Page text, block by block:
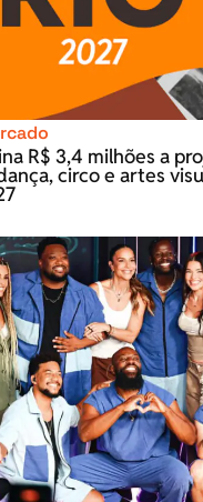
R$ 3,4 milhões a
circo e artes